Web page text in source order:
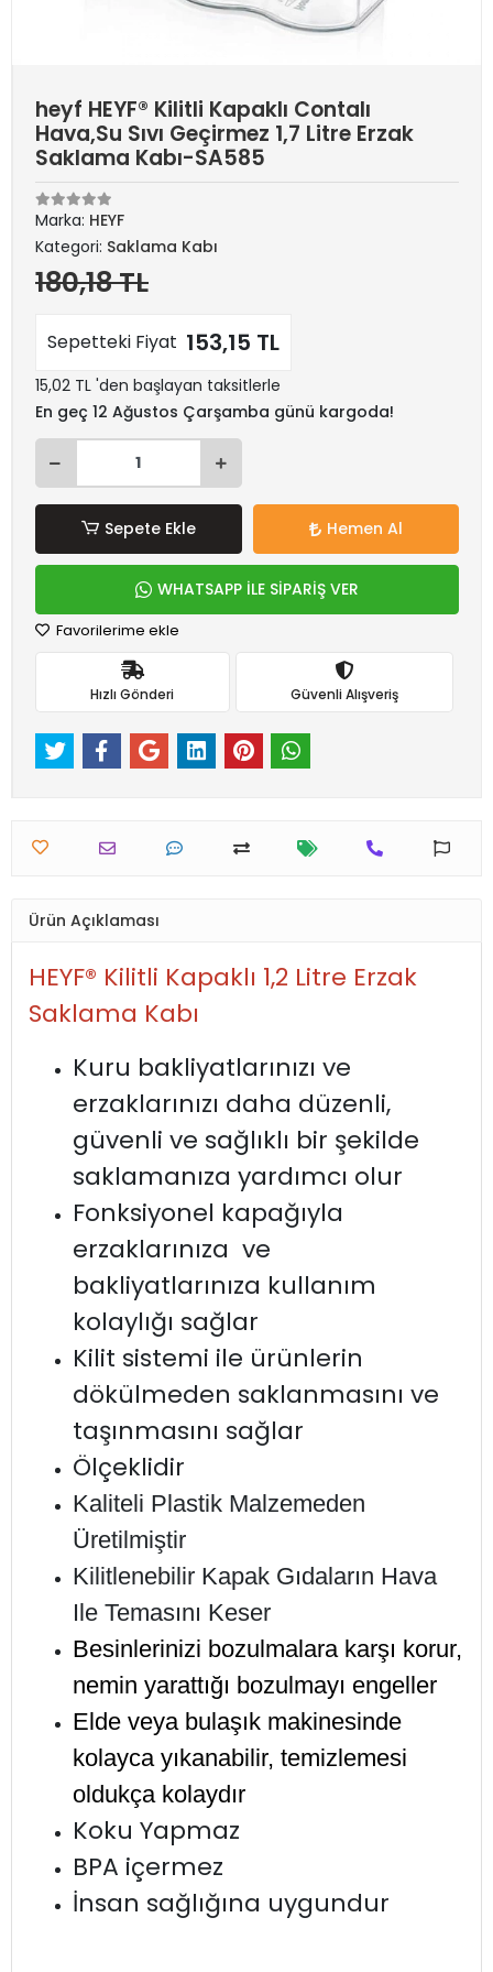
heyf HEYF® Kilitli Kapaklı Contalı
Hava,Su Sıvı Geçirmez 1,7 Litre Erzak
Saklama Kabı-SA585
Marka: HEYF
Kategori: Saklama Kabı
180,18 TL
Sepetteki Fiyat 153,15 TL
15,02 TL 'den başlayan taksitlerle
En geç 12 Ağustos Çarşamba günü kargoda!
Sepete Ekle Hemen Al
WHATSAPP İLE SİPARİŞ VER
Favorilerime ekle
Hızlı Gönderi Güvenli Alışveriş
Ürün Açıklaması
HEYF® Kilitli Kapaklı 1,2 Litre Erzak
Saklama Kabı
Kuru bakliyatlarınızı ve
erzaklarınızı daha düzenli,
güvenli ve sağlıklı bir şekilde
saklamanıza yardımcı olur
Fonksiyonel kapağıyla
erzaklarınıza ve
bakliyatlarınıza kullanım
kolaylığı sağlar
Kilit sistemi ile ürünlerin
dökülmeden saklanmasını ve
taşınmasını sağlar
Ölçeklidir
Kaliteli Plastik Malzemeden
Üretilmiştir
Kilitlenebilir Kapak Gıdaların Hava
Ile Temasını Keser
Besinlerinizi bozulmalara karşı korur,
nemin yarattığı bozulmayı engeller
Elde veya bulaşık makinesinde
kolayca yıkanabilir, temizlemesi
oldukça kolaydır
Koku Yapmaz
BPA içermez
İnsan sağlığına uygundur